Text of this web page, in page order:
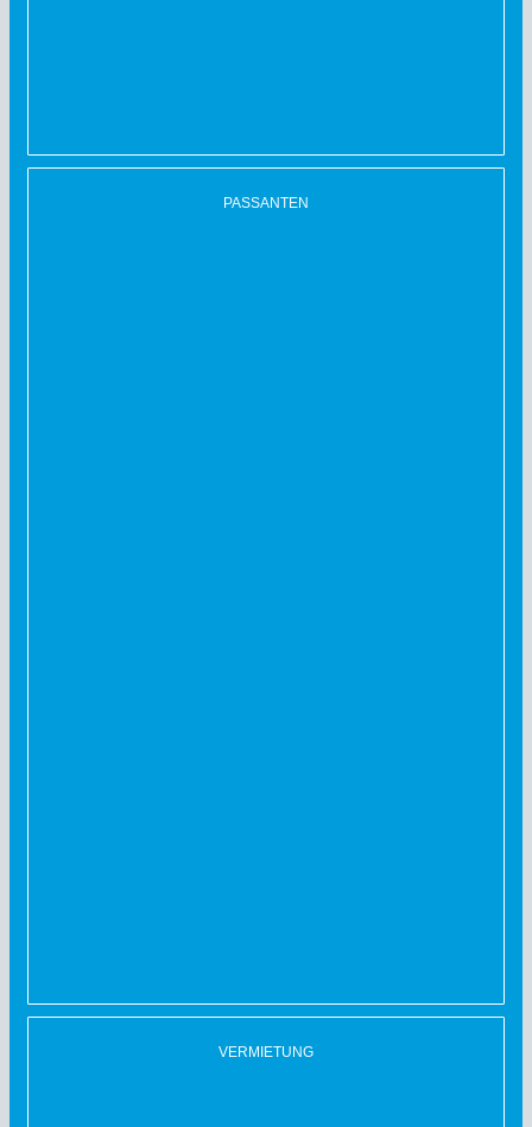
PASSANTEN
VERMIETUNG